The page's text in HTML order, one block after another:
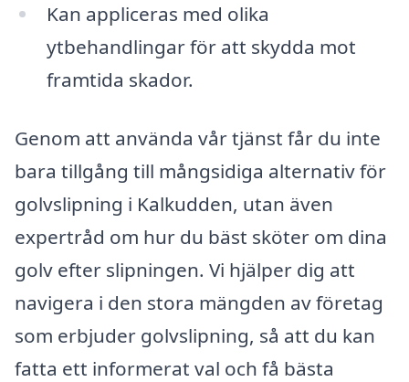
Kan appliceras med olika
ytbehandlingar för att skydda mot
framtida skador.
Genom att använda vår tjänst får du inte
bara tillgång till mångsidiga alternativ för
golvslipning i Kalkudden, utan även
expertråd om hur du bäst sköter om dina
golv efter slipningen. Vi hjälper dig att
navigera i den stora mängden av företag
som erbjuder golvslipning, så att du kan
fatta ett informerat val och få bästa